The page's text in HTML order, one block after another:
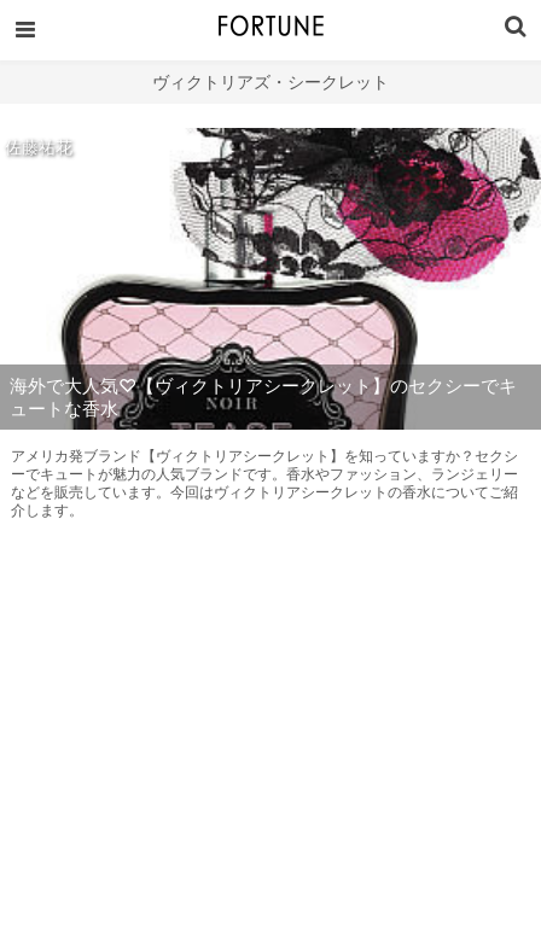
ヴィクトリアズ・シークレット
佐藤祐花
海外で大人気♡【ヴィクトリアシークレット】のセクシーでキ
ュートな香水
アメリカ発ブランド【ヴィクトリアシークレット】を知っていますか？セクシ
ーでキュートが魅力の人気ブランドです。香水やファッション、ランジェリー
などを販売しています。今回はヴィクトリアシークレットの香水についてご紹
介します。